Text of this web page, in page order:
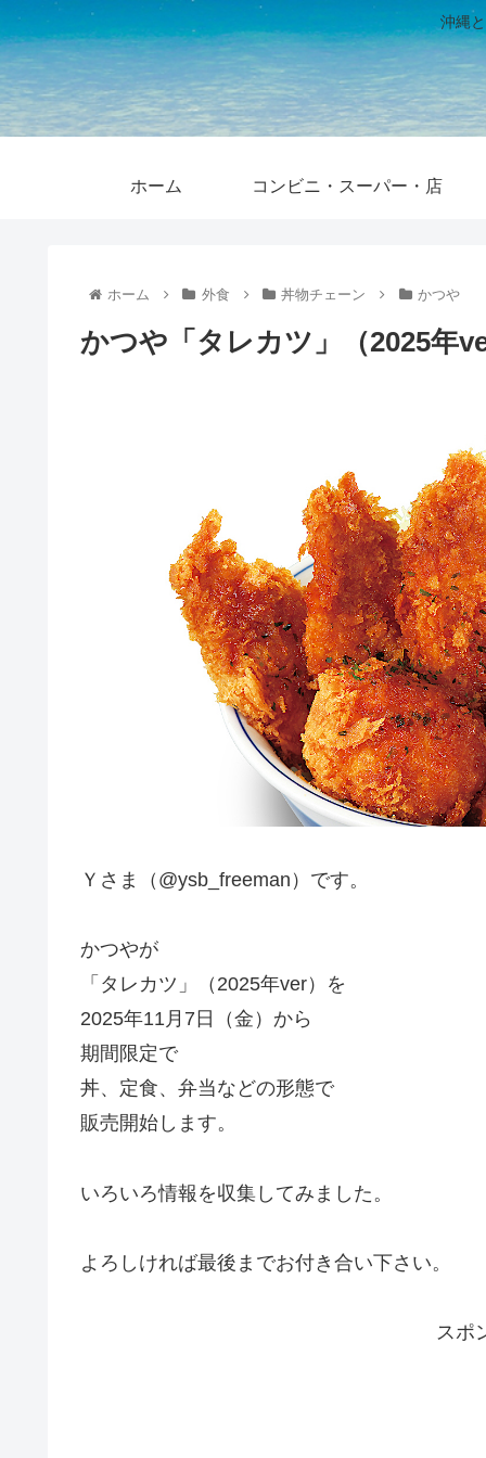
沖縄
ホーム コンビニ・スーパー・店
ホーム 外食 丼物チェーン かつや
かつや「タレカツ」（2025年
Ｙさま（@ysb_freeman）です。
かつやが
「タレカツ」（2025年ver）を
2025年11月7日（金）から
期間限定で
丼、定食、弁当などの形態で
販売開始します。
いろいろ情報を収集してみました。
よろしければ最後までお付き合い下さい。
スポ